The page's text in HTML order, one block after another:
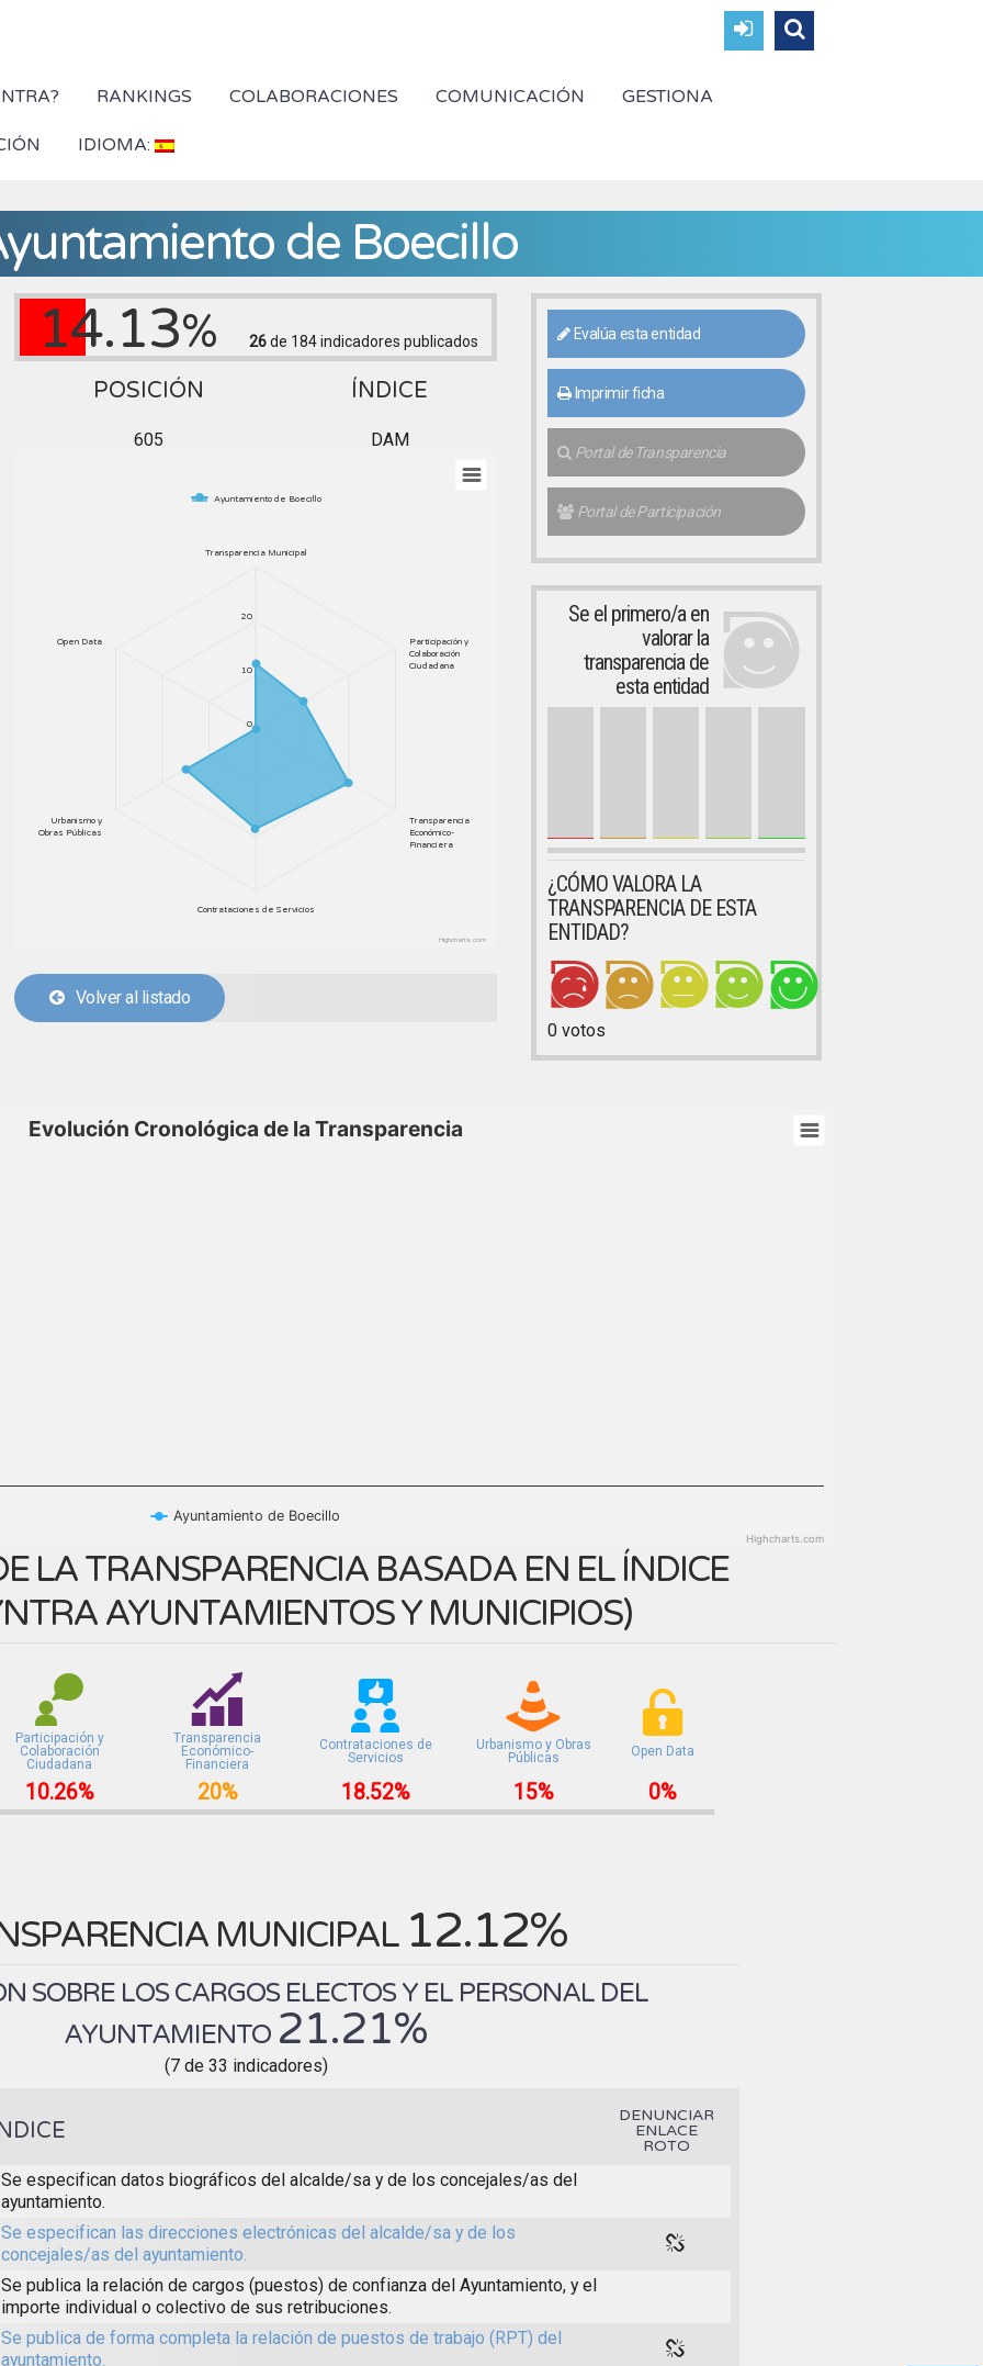
RANKINGS COLABORACIONES COMUNICACIÓN GESTIONA
IDIOMA:
de Boecillo
14.13% 26de 184indicadores publicados
POSICIÓN ÍNDICE
605 DAM
Ayuntamiento de Boecillo
Transparencia Municipal
Participación y
Colaboración
Ciudadana
Transparencia
Económico-
Financiera
Contrataciones de Servicios
Urbanismo y
Obras Públicas
Open Data
0
10
20
Highcharts.com
Volver al listado
Evalúa esta entidad
Imprimir ficha
Portal de Transparencia
Portal de Participación
Se el primero/a en
valorar la
transparencia de
esta entidad
¿CÓMO VALORA LA
TRANSPARENCIA DE ESTA
ENTIDAD?
0votos
Evolución Cronológica de la Transparencia
Ayuntamiento de Boecillo
Highcharts.com
LA TRANSPARENCIA BASADA EN EL ÍNDICE
AYUNTAMIENTOS Y MUNICIPIOS)
Participación y
Colaboración
Ciudadana
10.26%
Transparencia
Económico-
Financiera
20%
Contrataciones de
Servicios
18.52%
Urbanismo y Obras
Públicas
15%
Open Data
0%
MUNICIPAL 12.12%
SOBRE LOS CARGOS ELECTOS Y EL PERSONAL DEL
AYUNTAMIENTO 21.21%
(7 de 33 indicadores)
DENUNCIAR
ENLACE
ROTO
Se especifican datos biográficos del alcalde/sa y de los concejales/as del
ayuntamiento.
Se especifican las direcciones electrónicas del alcalde/sa y de los
concejales/as del ayuntamiento.
Se publica la relación de cargos (puestos) de confianza del Ayuntamiento, y el
importe individual o colectivo de sus retribuciones.
Se publica de forma completa la relación de puestos de trabajo (RPT) del
ayuntamiento.